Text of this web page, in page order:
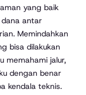
yang baik
antar
Memindahkan
bisa dilakukan
memahami jalur,
dengan benar
kendala teknis.